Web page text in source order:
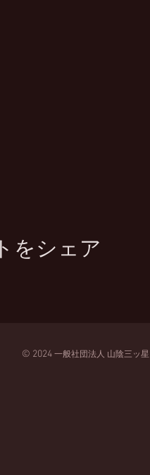
をシェア
© 2024 一般社団法人 山陰三ッ